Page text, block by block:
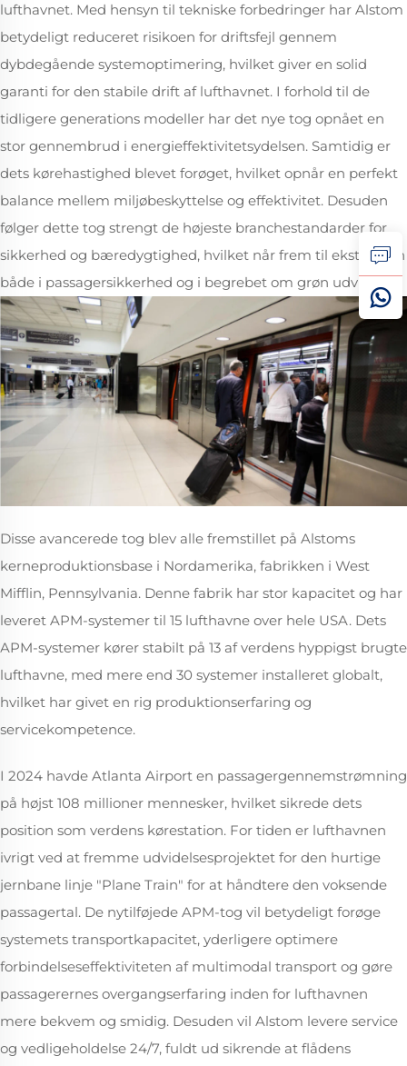
lufthavnet. Med hensyn til tekniske forbedringer har Alstom
betydeligt reduceret risikoen for driftsfejl gennem
dybdegående systemoptimering, hvilket giver en solid
garanti for den stabile drift af lufthavnet. I forhold til de
tidligere generations modeller har det nye tog opnået en
stor gennembrud i energieffektivitetsydelsen. Samtidig er
dets kørehastighed blevet forøget, hvilket opnår en perfekt
balance mellem miljøbeskyttelse og effektivitet. Desuden
følger dette tog strengt de højeste branchestandarder for
sikkerhed og bæredygtighed, hvilket når frem til ekstremen
både i passagersikkerhed og i begrebet om grøn udvikling.
Disse avancerede tog blev alle fremstillet på Alstoms
kerneproduktionsbase i Nordamerika, fabrikken i West
Mifflin, Pennsylvania. Denne fabrik har stor kapacitet og har
leveret APM-systemer til 15 lufthavne over hele USA. Dets
APM-systemer kører stabilt på 13 af verdens hyppigst brugte
lufthavne, med mere end 30 systemer installeret globalt,
hvilket har givet en rig produktionserfaring og
servicekompetence.
I 2024 havde Atlanta Airport en passagergennemstrømning
på højst 108 millioner mennesker, hvilket sikrede dets
position som verdens kørestation. For tiden er lufthavnen
ivrigt ved at fremme udvidelsesprojektet for den hurtige
jernbane linje "Plane Train" for at håndtere den voksende
passagertal. De nytilføjede APM-tog vil betydeligt forøge
systemets transportkapacitet, yderligere optimere
forbindelseseffektiviteten af multimodal transport og gøre
passagerernes overgangserfaring inden for lufthavnen
mere bekvem og smidig. Desuden vil Alstom levere service
og vedligeholdelse 24/7, fuldt ud sikrende at flådens